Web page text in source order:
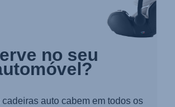
no seu
cadeiras auto cabem em todos os